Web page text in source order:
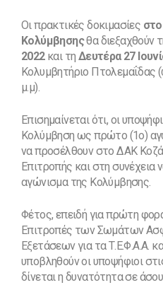
Οι πρακτικές δοκιμασίες
Κολύμβησηςθα διεξαχθούν
2022και τη Δευτέρα 27
Κολυμβητήριο Πτολεμαΐδας
μ.μ).
Επισημαίνεται ότι, οι
Κολύμβηση ως πρώτο (1ο)
να προσέλθουν στο ΔΑΚ
Επιτροπής και στη συνέχεια
αγώνισμα της Κολύμβησης.
Φέτος, επειδή για πρώτη
Επιτροπές των Σωμάτων
Εξετάσεων για τα Τ.Ε.Φ.Α.Α.
υποβληθούν οι υποψήφιοι
δίνεται η δυνατότητα σε